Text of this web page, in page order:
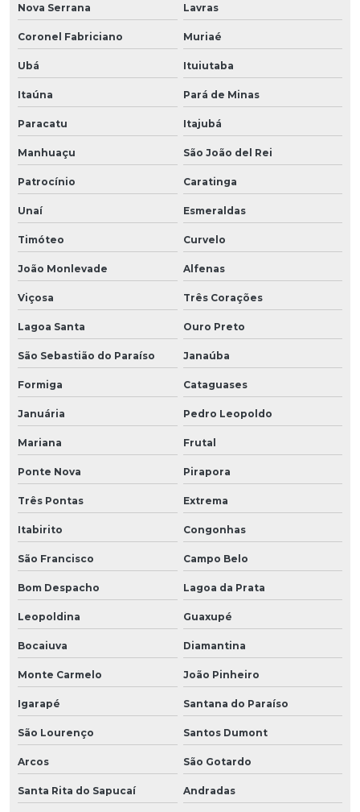
Nova Serrana Lavras
Coronel Fabriciano Muriaé
Ubá Ituiutaba
Itaúna Pará de Minas
Paracatu Itajubá
Manhuaçu São João del Rei
Patrocínio Caratinga
Unaí Esmeraldas
Timóteo Curvelo
João Monlevade Alfenas
Viçosa Três Corações
Lagoa Santa Ouro Preto
São Sebastião do Paraíso Janaúba
Formiga Cataguases
Januária Pedro Leopoldo
Mariana Frutal
Ponte Nova Pirapora
Três Pontas Extrema
Itabirito Congonhas
São Francisco Campo Belo
Bom Despacho Lagoa da Prata
Leopoldina Guaxupé
Bocaiuva Diamantina
Monte Carmelo João Pinheiro
Igarapé Santana do Paraíso
São Lourenço Santos Dumont
Arcos São Gotardo
Santa Rita do Sapucaí Andradas